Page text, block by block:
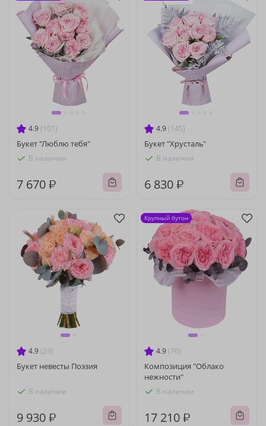
4.9 (101)
Букет "Люблю тебя"
В наличии
7 670 ₽
4.9 (145)
Букет "Хрусталь"
В наличии
6 830 ₽
4.9 (23)
Букет невесты Поэзия
В наличии
9 930 ₽
4.9 (76)
Композиция "Облако
нежности"
В наличии
17 210 ₽
Крупный бутон